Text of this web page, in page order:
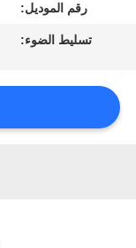
اتصل
اطلب
اقتباس
رقم الموديل:
تسليط الضوء: